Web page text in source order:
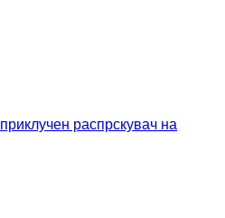
приклучен распрскувач на